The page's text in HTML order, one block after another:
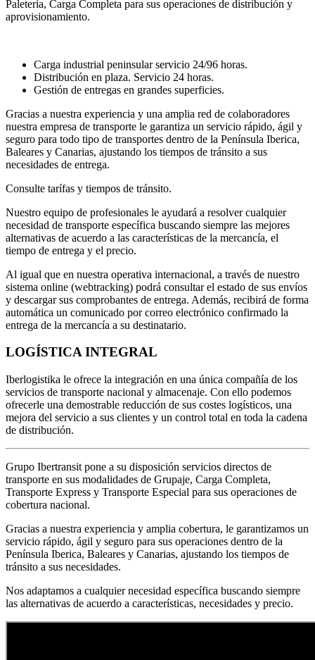
Paleteria, Carga Completa para sus operaciones de distribución y
aprovisionamiento.
Carga industrial peninsular servicio 24/96 horas.
Distribución en plaza. Servicio 24 horas.
Gestión de entregas en grandes superficies.
Gracias a nuestra experiencia y una amplia red de colaboradores
nuestra empresa de transporte le garantiza un servicio rápido, ágil y
seguro para todo tipo de transportes dentro de la Península Iberica,
Baleares y Canarias, ajustando los tiempos de tránsito a sus
necesidades de entrega.
Consulte tarífas y tiempos de tránsito.
Nuestro equipo de profesionales le ayudará a resolver cualquier
necesidad de transporte específica buscando siempre las mejores
alternativas de acuerdo a las características de la mercancía, el
tiempo de entrega y el precio.
Al igual que en nuestra operativa internacional, a través de nuestro
sistema online (webtracking) podrá consultar el estado de sus envíos
y descargar sus comprobantes de entrega. Además, recibirá de forma
automática un comunicado por correo electrónico confirmado la
entrega de la mercancía a su destinatario.
LOGÍSTICA INTEGRAL
Iberlogistika le ofrece la integración en una única compañía de los
servicios de transporte nacional y almacenaje. Con ello podemos
ofrecerle una demostrable reducción de sus costes logísticos, una
mejora del servicio a sus clientes y un control total en toda la cadena
de distribución.
Grupo Ibertransit pone a su disposición servicios directos de
transporte en sus modalidades de Grupaje, Carga Completa,
Transporte Express y Transporte Especial para sus operaciones de
cobertura nacional.
Gracias a nuestra experiencia y amplia cobertura, le garantizamos un
servicio rápido, ágil y seguro para sus operaciones dentro de la
Península Iberica, Baleares y Canarias, ajustando los tiempos de
tránsito a sus necesidades.
Nos adaptamos a cualquier necesidad específica buscando siempre
las alternativas de acuerdo a características, necesidades y precio.